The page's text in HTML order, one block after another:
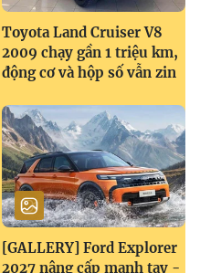
Toyota Land Cruiser V8
2009 chạy gần 1 triệu km,
động cơ và hộp số vẫn zin
[GALLERY] Ford Explorer
2027 nâng cấp mạnh tay -